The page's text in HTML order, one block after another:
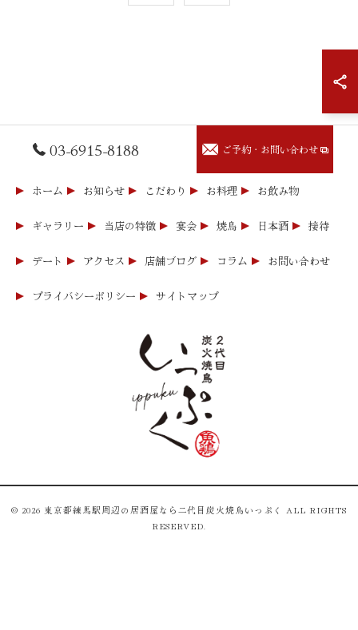
03-6915-8188 ご予約・お問い合わせ
ホーム お知らせ こだわり お料理 お飲み物
ギャラリー 当店の特徴 宴会 焼鳥 日本酒 接待
デート アクセス 店舗ブログ コラム お問い合わせ
プライバシーポリシー サイトマップ
© 2026 東京都練馬駅周辺の居酒屋なら二代目炭火焼鳥いっぷく ALL RIGHTS
RESERVED.